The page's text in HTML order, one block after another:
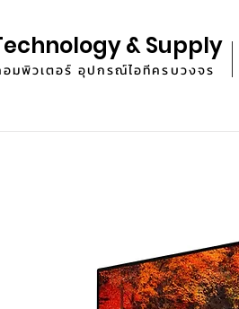
& Supply
อมพิวเตอร์ อุปกรณ์ไอทีครบวงจร